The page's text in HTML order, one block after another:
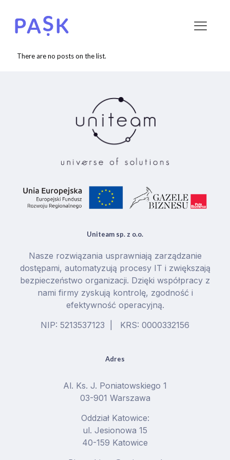
There are no posts on the list.
Uniteam sp. z o.o.
Nasze rozwiązania usprawniają zarządzanie
dostępami, automatyzują procesy IT i zwiększają
bezpieczeństwo organizacji. Dzięki współpracy z
nami firmy zyskują kontrolę, zgodność i
efektywność operacyjną.
NIP: 5213537123 | KRS: 0000332156
Adres
Al. Ks. J. Poniatowskiego 1
03-901 Warszawa
Oddział Katowice:
ul. Jesionowa 15
40-159 Katowice